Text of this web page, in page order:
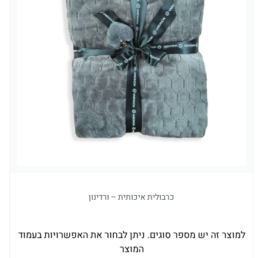
כרבולית איכותית – ורדינון
למוצר זה יש מספר סוגים. ניתן לבחור את האפשרויות בעמוד
המוצר